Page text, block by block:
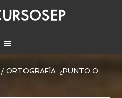
/ ORTOGRAFÍA: ¿PUNTO O